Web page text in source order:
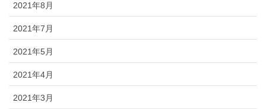
2021年8月
2021年7月
2021年5月
2021年4月
2021年3月